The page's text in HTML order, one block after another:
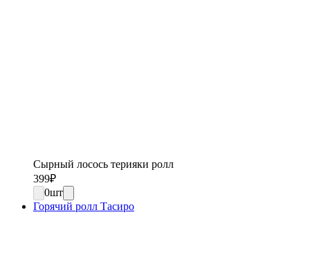
Сырный лосось терияки ролл
399₽
0шт
Горячий ролл Тасиро